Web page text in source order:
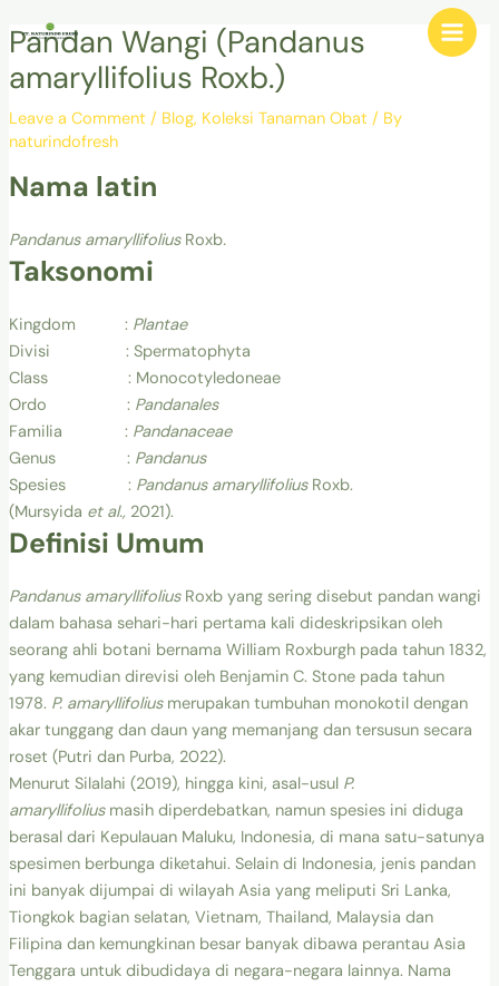
to
Main
Pandan Wangi (Pandanus
amaryllifolius Roxb.)
Leave a Comment / Blog, Koleksi Tanaman Obat / By
naturindofresh
Nama latin
Pandanus amaryllifolius Roxb.
Taksonomi
Kingdom : Plantae
Divisi : Spermatophyta
Class : Monocotyledoneae
Ordo : Pandanales
Familia : Pandanaceae
Genus : Pandanus
Spesies : Pandanus amaryllifoliusRoxb.
(Mursyida et al.,2021).
Definisi Umum
Pandanus amaryllifolius Roxb yang sering disebut pandan wangi
dalam bahasa sehari-hari pertama kali dideskripsikan oleh
seorang ahli botani bernama William Roxburgh pada tahun 1832,
yang kemudian direvisi oleh Benjamin C. Stone pada tahun
1978. P. amaryllifoliusmerupakan tumbuhan monokotil dengan
akar tunggang dan daun yang memanjang dan tersusun secara
roset (Putri dan Purba, 2022).
Menurut Silalahi (2019), hingga kini, asal-usulP.
amaryllifolius masih diperdebatkan, namun spesies ini diduga
berasal dari Kepulauan Maluku, Indonesia, di mana satu-satunya
spesimen berbunga diketahui. Selain di Indonesia, jenis pandan
ini banyak dijumpai di wilayah Asia yang meliputi Sri Lanka,
Tiongkok bagian selatan, Vietnam, Thailand, Malaysia dan
Filipina dan kemungkinan besar banyak dibawa perantau Asia
Tenggara untuk dibudidaya di negara-negara lainnya. Nama
navigation